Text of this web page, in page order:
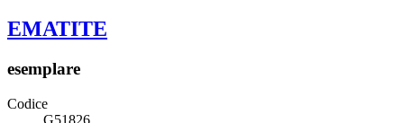
EMATITE
esemplare
Codice
G51826